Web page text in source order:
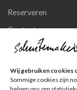
Wij gebruiken cookies
Sommige cookies zijn
Reserveren
Contact
Privacy en
Ga naar onze pagina